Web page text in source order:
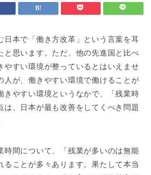
日本で「働き方改革」という言葉を耳
と思います。ただ、他の先進国と比べ
やすい環境が整っているとはいえませ
人が、働きやすい環境で働けることが
きやすい環境というなかで、「残業時
は、日本が最も改善をしてくべき問題
時間について、「残業が多いのは無能
ることが多々あります。果たして本当